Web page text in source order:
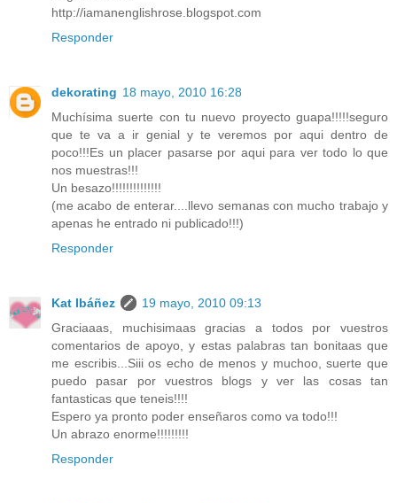
http://iamanenglishrose.blogspot.com
Responder
dekorating 18 mayo, 2010 16:28
Muchísima suerte con tu nuevo proyecto guapa!!!!!seguro
que te va a ir genial y te veremos por aqui dentro de
poco!!!Es un placer pasarse por aqui para ver todo lo que
nos muestras!!!
Un besazo!!!!!!!!!!!!!!
(me acabo de enterar....llevo semanas con mucho trabajo y
apenas he entrado ni publicado!!!)
Responder
Kat Ibáñez
19 mayo, 2010 09:13
Graciaaas, muchisimaas gracias a todos por vuestros
comentarios de apoyo, y estas palabras tan bonitaas que
me escribis...Siii os echo de menos y muchoo, suerte que
puedo pasar por vuestros blogs y ver las cosas tan
fantasticas que teneis!!!!
Espero ya pronto poder enseñaros como va todo!!!
Un abrazo enorme!!!!!!!!!
Responder